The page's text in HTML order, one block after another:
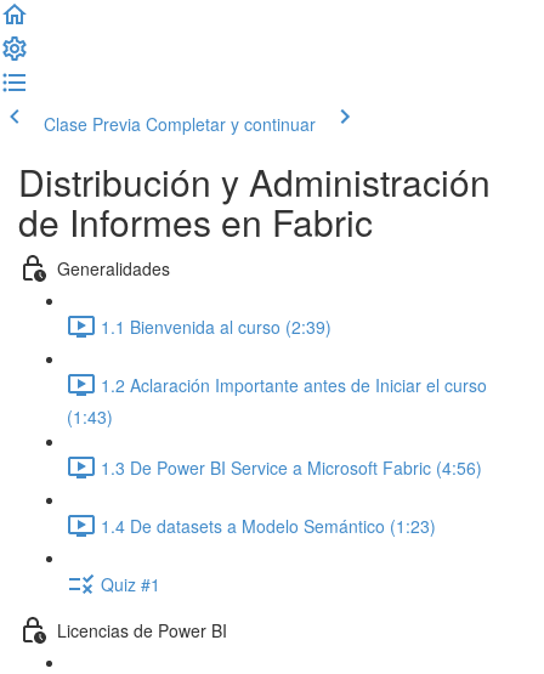
Clase Previa Completar y continuar
Distribución y Administración
de Informes en Fabric
Generalidades
1.1 Bienvenida al curso (2:39)
1.2 Aclaración Importante antes de Iniciar el curso
(1:43)
1.3 De Power BI Service a Microsoft Fabric (4:56)
1.4 De datasets a Modelo Semántico (1:23)
Quiz #1
Licencias de Power BI